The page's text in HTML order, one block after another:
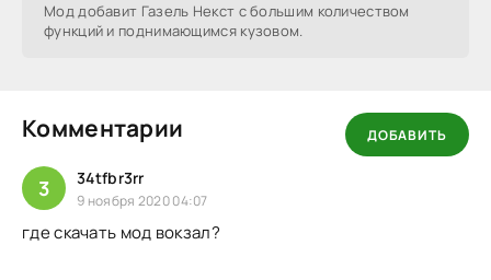
Мод добавит Газель Некст с большим количеством
функций и поднимающимся кузовом.
Комментарии ДОБАВИТЬ
3 34tfbr3rr
9 ноября 2020 04:07
где скачать мод вокзал?